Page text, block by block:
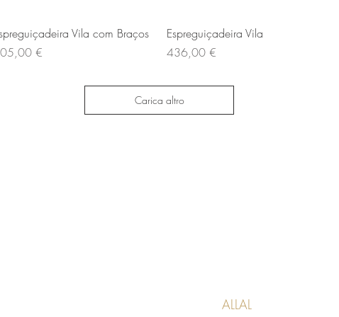
Vista rapidaVila com Braços
€
Vista rapida
Espreguiçadeira Vila
Prezzo
436,00 €
Carica altro
ALLAL